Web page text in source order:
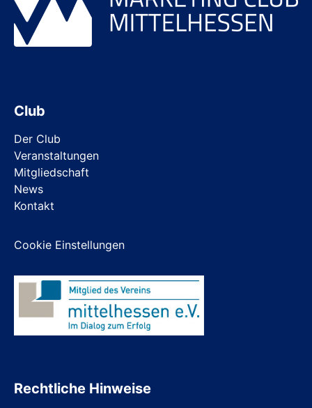
Club
Der Club
Veranstaltungen
Mitgliedschaft
News
Kontakt
Cookie Einstellungen
Rechtliche Hinweise